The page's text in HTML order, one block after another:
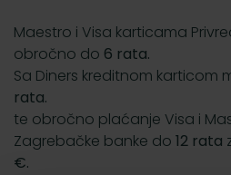
Maestro i Visa karticama
obročno do 6 rata.
Sa Diners kreditnom karticom
rata.
te obročno plaćanje Visa i
Zagrebačke banke do 12 rata
€.